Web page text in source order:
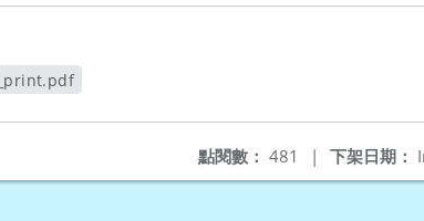
下架日期：
點閱數： 481 |